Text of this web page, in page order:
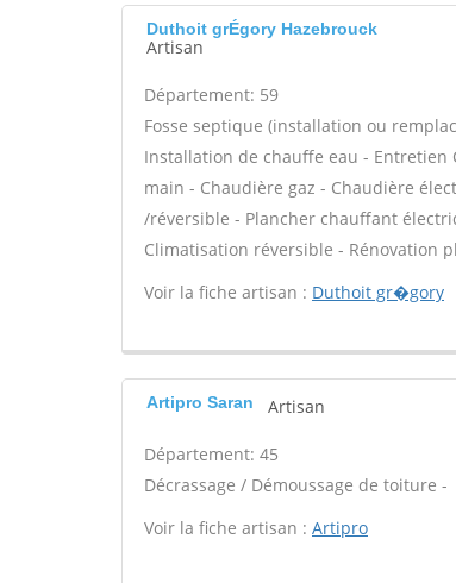
Duthoit grÉgory Hazebrouck
Artisan
Département: 59
Fosse septique (installation ou
Installation de chauffe eau - Entretien
main - Chaudière gaz - Chaudière
/réversible - Plancher chauffant
Climatisation réversible - Rénovation
Voir la fiche artisan : Duthoit gr�gory
Artipro Saran Artisan
Département: 45
Décrassage / Démoussage de toiture -
Voir la fiche artisan : Artipro